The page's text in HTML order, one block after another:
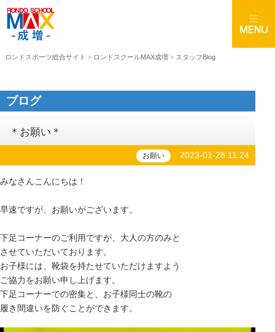
ロンドスポーツ総合サイト > ロンドスクールMAX成増 > スタッフBlog
ブログ
＊お願い＊
お願い 2023-01-28 11:24
みなさんこんにちは！
早速ですが、お願いがございます。
下足コーナーのご利用ですが、大人の方のみと
させていただいております。
お子様には、靴袋を持たせていただけますよう
ご協力をお願い申し上げます。
下足コーナーでの密集と、お子様同士の靴の
履き間違いを防ぐことができます。